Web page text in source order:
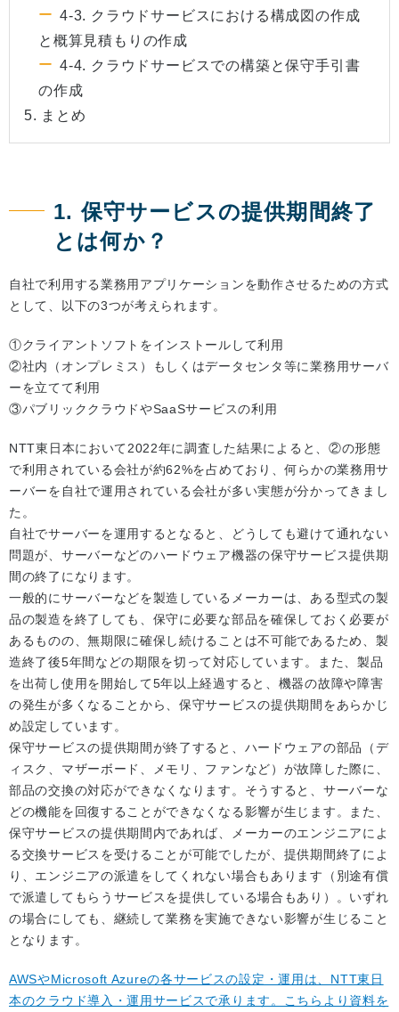
4-3. クラウドサービスにおける構成図の作成
と概算見積もりの作成
4-4. クラウドサービスでの構築と保守手引書
の作成
5. まとめ
1. 保守サービスの提供期間終了
とは何か？
自社で利用する業務用アプリケーションを動作させるための方式
として、以下の3つが考えられます。
①クライアントソフトをインストールして利用
②社内（オンプレミス）もしくはデータセンタ等に業務用サーバ
ーを立てて利用
③パブリッククラウドやSaaSサービスの利用
NTT東日本において2022年に調査した結果によると、②の形態
で利用されている会社が約62%を占めており、何らかの業務用サ
ーバーを自社で運用されている会社が多い実態が分かってきまし
た。
自社でサーバーを運用するとなると、どうしても避けて通れない
問題が、サーバーなどのハードウェア機器の保守サービス提供期
間の終了になります。
一般的にサーバーなどを製造しているメーカーは、ある型式の製
品の製造を終了しても、保守に必要な部品を確保しておく必要が
あるものの、無期限に確保し続けることは不可能であるため、製
造終了後5年間などの期限を切って対応しています。また、製品
を出荷し使用を開始して5年以上経過すると、機器の故障や障害
の発生が多くなることから、保守サービスの提供期間をあらかじ
め設定しています。
保守サービスの提供期間が終了すると、ハードウェアの部品（デ
ィスク、マザーボード、メモリ、ファンなど）が故障した際に、
部品の交換の対応ができなくなります。そうすると、サーバーな
どの機能を回復することができなくなる影響が生じます。また、
保守サービスの提供期間内であれば、メーカーのエンジニアによ
る交換サービスを受けることが可能でしたが、提供期間終了によ
り、エンジニアの派遣をしてくれない場合もあります（別途有償
で派遣してもらうサービスを提供している場合もあり）。いずれ
の場合にしても、継続して業務を実施できない影響が生じること
となります。
AWSやMicrosoft Azureの各サービスの設定・運用は、NTT東日
本のクラウド導入・運用サービスで承ります。こちらより資料を